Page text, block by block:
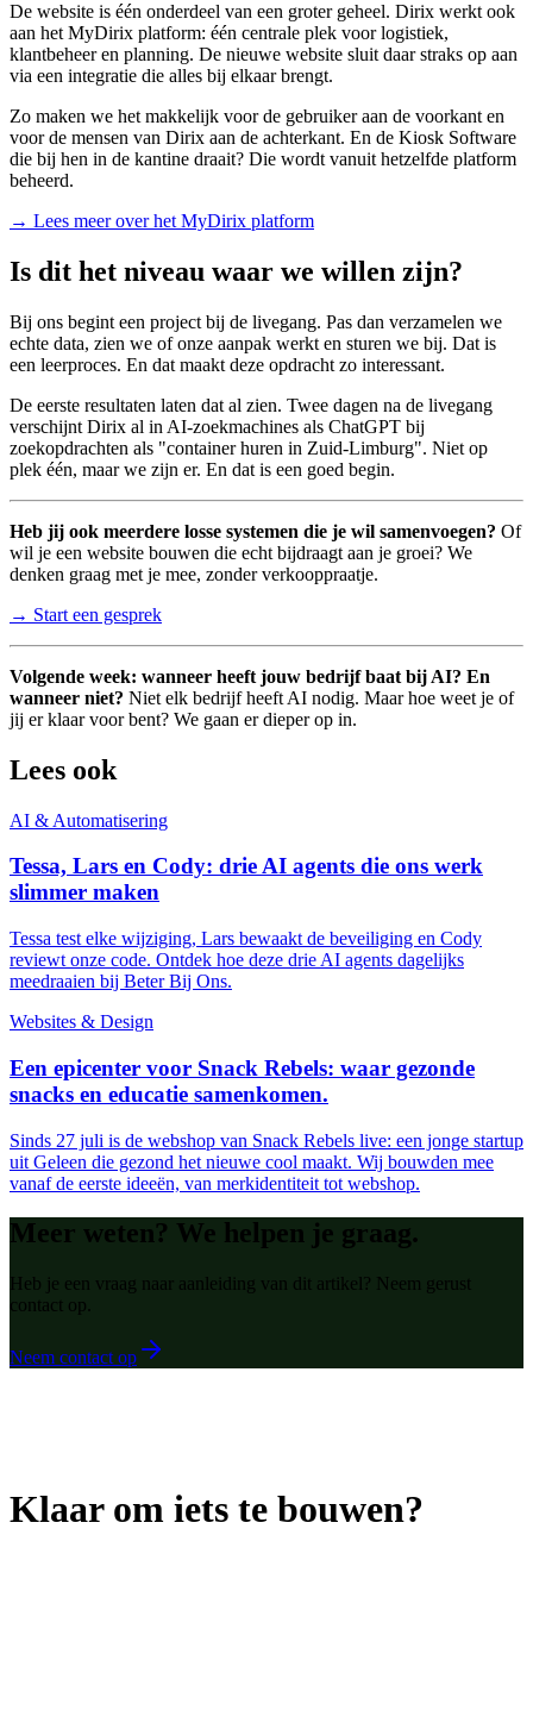
De website is één onderdeel van een groter geheel. Dirix werkt ook
aan het MyDirix platform: één centrale plek voor logistiek,
klantbeheer en planning. De nieuwe website sluit daar straks op aan
via een integratie die alles bij elkaar brengt.
Zo maken we het makkelijk voor de gebruiker aan de voorkant en
voor de mensen van Dirix aan de achterkant. En de Kiosk Software
die bij hen in de kantine draait? Die wordt vanuit hetzelfde platform
beheerd.
→ Lees meer over het MyDirix platform
Is dit het niveau waar we willen zijn?
Bij ons begint een project bij de livegang. Pas dan verzamelen we
echte data, zien we of onze aanpak werkt en sturen we bij. Dat is
een leerproces. En dat maakt deze opdracht zo interessant.
De eerste resultaten laten dat al zien. Twee dagen na de livegang
verschijnt Dirix al in AI-zoekmachines als ChatGPT bij
zoekopdrachten als "container huren in Zuid-Limburg". Niet op
plek één, maar we zijn er. En dat is een goed begin.
Heb jij ook meerdere losse systemen die je wil samenvoegen? Of
wil je een website bouwen die echt bijdraagt aan je groei? We
denken graag met je mee, zonder verkooppraatje.
→ Start een gesprek
Volgende week: wanneer heeft jouw bedrijf baat bij AI? En
wanneer niet? Niet elk bedrijf heeft AI nodig. Maar hoe weet je of
jij er klaar voor bent? We gaan er dieper op in.
Lees ook
AI & Automatisering
Tessa, Lars en Cody: drie AI agents die ons werk
slimmer maken
Tessa test elke wijziging, Lars bewaakt de beveiliging en Cody
reviewt onze code. Ontdek hoe deze drie AI agents dagelijks
meedraaien bij Beter Bij Ons.
Websites & Design
Een epicenter voor Snack Rebels: waar gezonde
snacks en educatie samenkomen.
Sinds 27 juli is de webshop van Snack Rebels live: een jonge startup
uit Geleen die gezond het nieuwe cool maakt. Wij bouwden mee
vanaf de eerste ideeën, van merkidentiteit tot webshop.
Meer weten? We helpen je graag.
Heb je een vraag naar aanleiding van dit artikel? Neem gerust
contact op.
Neem contact op
Klaar om iets te bouwen?